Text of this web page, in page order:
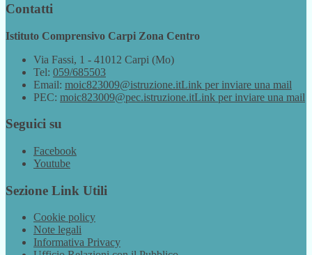
Contatti
Istituto Comprensivo Carpi Zona Centro
Via Fassi, 1 - 41012 Carpi (Mo)
Tel: 059/685503
Email: moic823009@istruzione.itLink per inviare una mail
PEC: moic823009@pec.istruzione.itLink per inviare una mail
Seguici su
Facebook
Youtube
Sezione Link Utili
Cookie policy
Note legali
Informativa Privacy